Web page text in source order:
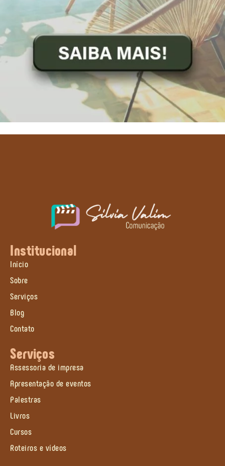
Institucional
Início
Sobre
Serviços
Blog
Contato
Serviços
Assessoria de impresa
Apresentação de eventos
Palestras
Livros
Cursos
Roteiros e vídeos